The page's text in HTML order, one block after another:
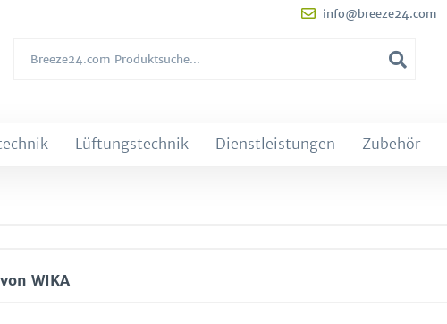
info@breeze24.com
Lüftungstechnik Dienstleistungen Zubehör
WIKA